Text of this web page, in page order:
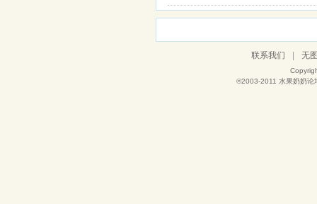
联系我们 无
©2003-2011 水果奶奶论